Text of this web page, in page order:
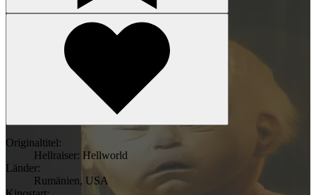
Originaltitel:
Hellraiser: Hellworld
Länder:
Rumänien, USA